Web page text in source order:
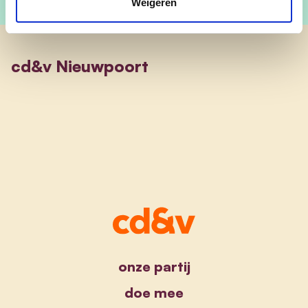
Weigeren
cd&v Nieuwpoort
onze partij
doe mee